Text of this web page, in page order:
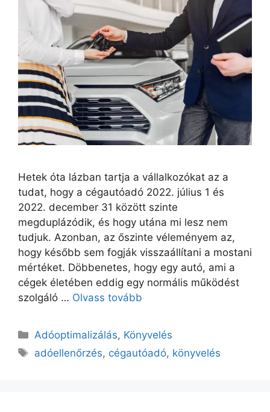
Hetek óta lázban tartja a vállalkozókat az a
tudat, hogy a cégautóadó 2022. július 1 és
2022. december 31 között szinte
megduplázódik, és hogy utána mi lesz nem
tudjuk. Azonban, az őszinte véleményem az,
hogy később sem fogják visszaállítani a mostani
mértéket. Döbbenetes, hogy egy autó, ami a
cégek életében eddig egy normális működést
szolgáló … Olvass tovább
Adóoptimalizálás, Könyvelés
adóellenőrzés, cégautóadó, könyvelés